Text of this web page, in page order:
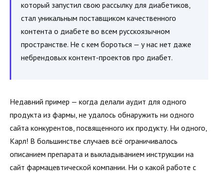
который запустил свою рассылку для диабетиков,
стал уникальным поставщиком качественного
контента о диабете во всем русскоязычном
пространстве. Не с кем бороться — у нас нет даже
небрендовых контент-проектов про диабет.
Недавний пример — когда делали аудит для одного
продукта из фармы, не удалось обнаружить ни одного
сайта конкурентов, посвященного их продукту. Ни одного,
Карл! В большинстве случаев всё ограничивалось
описанием препарата и выкладыванием инструкции на
сайт фармацевтической компании. Ни о какой работе с